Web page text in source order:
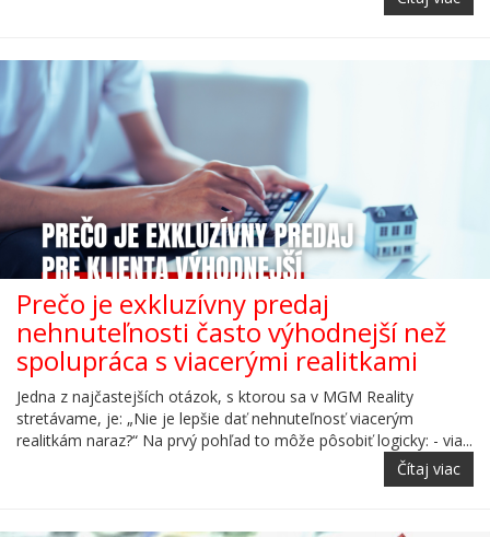
Prečo je exkluzívny predaj
nehnuteľnosti často výhodnejší než
spolupráca s viacerými realitkami
Jedna z najčastejších otázok, s ktorou sa v MGM Reality
stretávame, je: „Nie je lepšie dať nehnuteľnosť viacerým
realitkám naraz?“ Na prvý pohľad to môže pôsobiť logicky: - via...
Čítaj viac